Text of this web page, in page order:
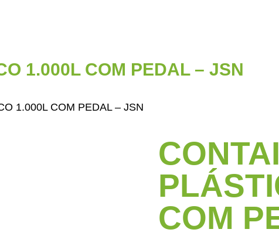
1.000L COM PEDAL – JSN
1.000L COM PEDAL – JSN
COM